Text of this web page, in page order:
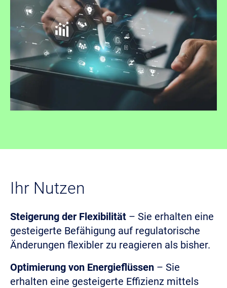
Ihr Nutzen
Steigerung der Flexibilität – Sie erhalten eine
gesteigerte Befähigung auf regulatorische
Änderungen flexibler zu reagieren als bisher.
Optimierung von Energieflüssen – Sie
erhalten eine gesteigerte Effizienz mittels